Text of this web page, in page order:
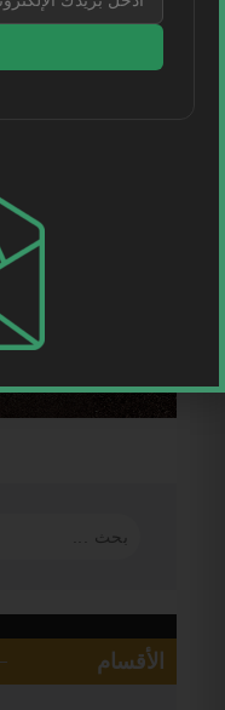
الأقسام